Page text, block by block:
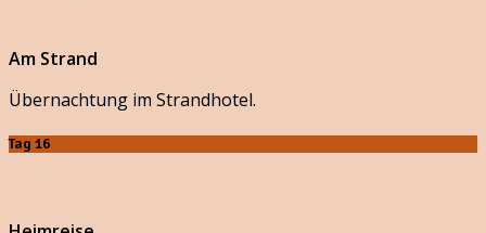
Am Strand
Übernachtung im Strandhotel.
Tag 16